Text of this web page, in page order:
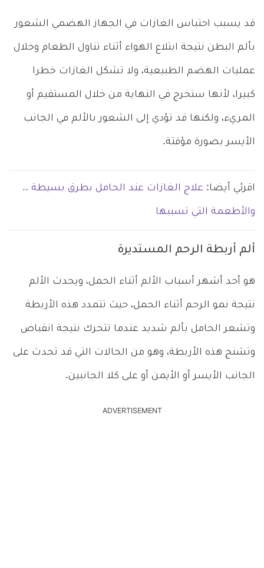
قد يسبب احتباس الغازات في الجهاز الهضمي الشعور
بألم البطن نتيجة ابتلاع الهواء أثناء تناول الطعام وخلال
عمليات الهضم الطبيعية، ولا تشكل الغازات خطرا
كبيرا، لأنها ستخرج في النهاية من خلال المستقيم أو
المريء، ولكنها قد تؤدي إلى الشعور بالألم في الجانب
الأيسر بصورة مؤقتة.
اقرئي أيضا: علاج الغازات عند الحامل بطرق بسيطة ..
والأطعمة التي تسببها
ألم أربطة الرحم المستديرة
هو أحد أشهر أسباب الألم أثناء الحمل، ويحدث الألم
نتيجة نمو الرحم أثناء الحمل، حيث تتمدد هذه الأربطة
وتشعر الحامل بألم شديد عندما تتحرك نتيجة انقباض
وتشنج هذه الأربطة، وهو من الحالات التي قد تحدث على
الجانب الأيسر أو الأيمن أو على كلا الجانبين.
ADVERTISEMENT